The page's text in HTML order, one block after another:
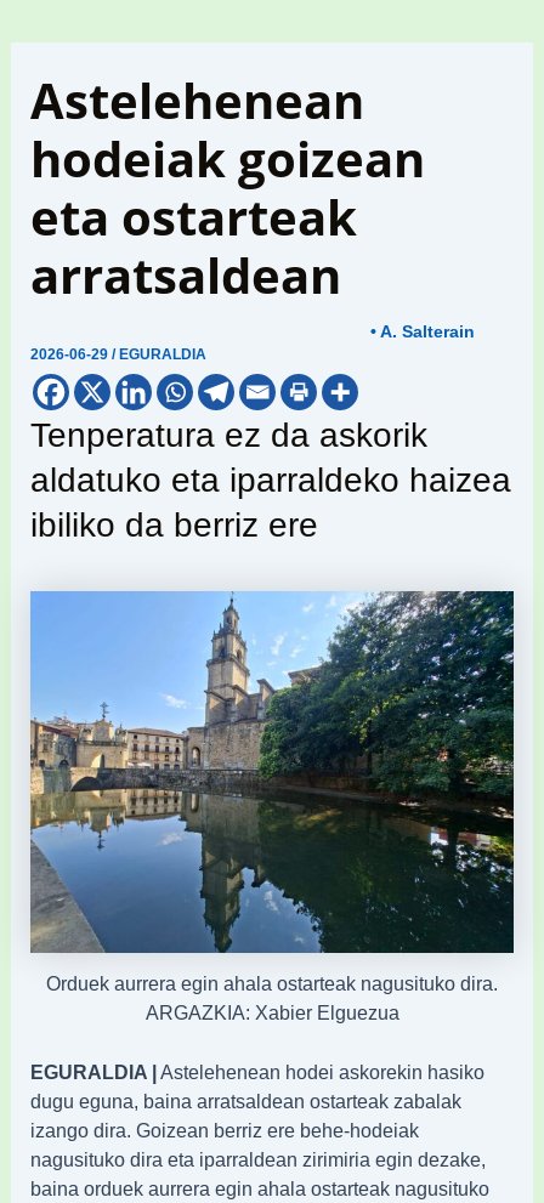
Astelehenean
hodeiak goizean
eta ostarteak
arratsaldean
2026-06-29/ EGURALDIA
• A. Salterain
Tenperatura ez da askorik
aldatuko eta iparraldeko haizea
ibiliko da berriz ere
Orduek aurrera egin ahala ostarteak nagusituko dira.
ARGAZKIA: Xabier Elguezua
EGURALDIA |Astelehenean hodei askorekin hasiko
dugu eguna, baina arratsaldean ostarteak zabalak
izango dira. Goizean berriz ere behe-hodeiak
nagusituko dira eta iparraldean zirimiria egin dezake,
baina orduek aurrera egin ahala ostarteak nagusituko